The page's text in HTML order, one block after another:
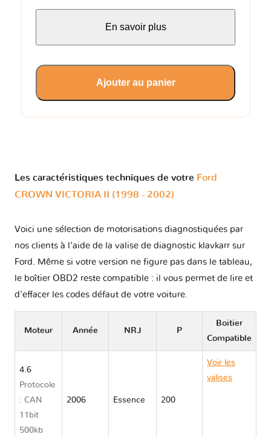
En savoir plus
Ajouter au panier
Les caractéristiques techniques de votre Ford
CROWN VICTORIA II (1998 - 2002)
Voici une sélection de motorisations diagnostiquées par
nos clients à l'aide de la valise de diagnostic klavkarr sur
Ford. Même si votre version ne figure pas dans le tableau,
le boîtier OBD2 reste compatible : il vous permet de lire et
d'effacer les codes défaut de votre voiture.
Moteur Année NRJ P
Boitier
Compatible
4.6
Protocole
: CAN
11bit
500kb
2006 Essence 200
Voir les
valises